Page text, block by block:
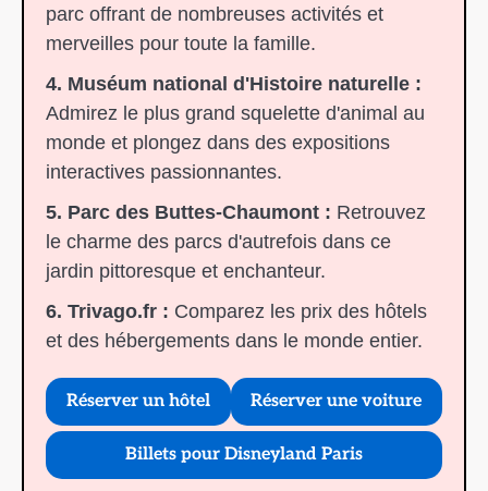
parc offrant de nombreuses activités et
merveilles pour toute la famille.
4. Muséum national d'Histoire naturelle :
Admirez le plus grand squelette d'animal au
monde et plongez dans des expositions
interactives passionnantes.
5. Parc des Buttes-Chaumont : Retrouvez
le charme des parcs d'autrefois dans ce
jardin pittoresque et enchanteur.
6. Trivago.fr : Comparez les prix des hôtels
et des hébergements dans le monde entier.
Réserver un hôtel Réserver une voiture
Billets pour Disneyland Paris